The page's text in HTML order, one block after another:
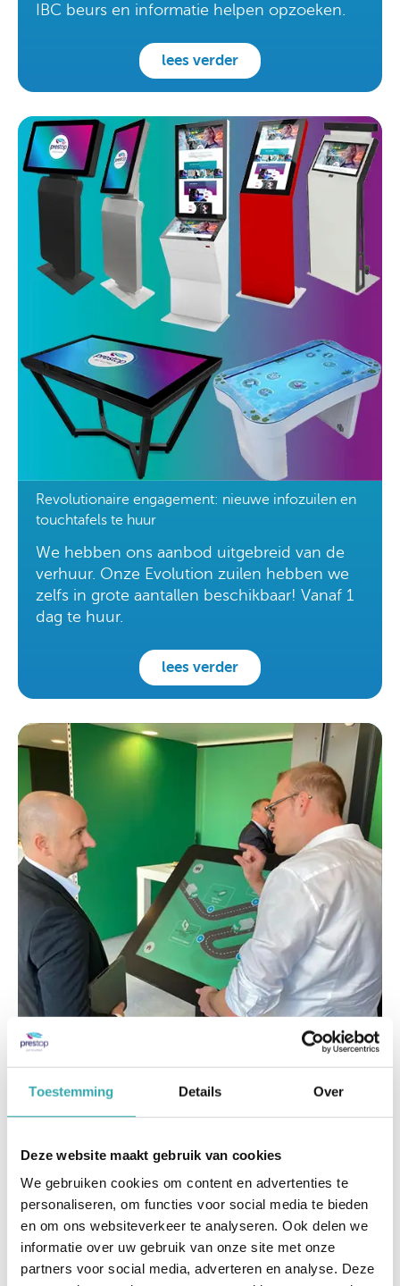
Toestemming Details Over
Deze website maakt gebruik van cookies
We gebruiken cookies om content en advertenties te
personaliseren, om functies voor social media te bieden
en om ons websiteverkeer te analyseren. Ook delen we
informatie over uw gebruik van onze site met onze
partners voor social media, adverteren en analyse. Deze
IBC beurs en informatie helpen opzoeken.
lees verder
Revolutionaire engagement: nieuwe infozuilen en
touchtafels te huur
We hebben ons aanbod uitgebreid van de
verhuur. Onze Evolution zuilen hebben we
zelfs in grote aantallen beschikbaar! Vanaf 1
dag te huur.
lees verder
Zowel Omnitapps als SiteKiosk worden
gebruikt om beursbezoekers te informeren
over hun bedrijf en voertuigvoorraad.
lees verder